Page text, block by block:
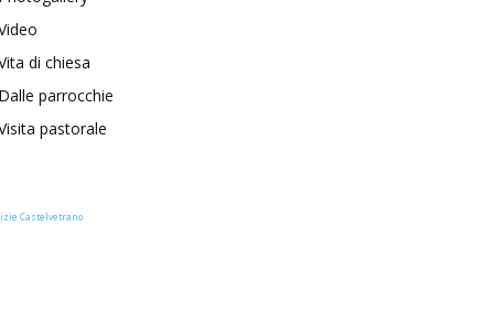
di chiesa
parrocchie
pastorale
Castelvetrano